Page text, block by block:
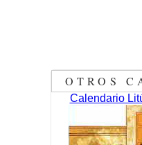
OTROS
Calendario